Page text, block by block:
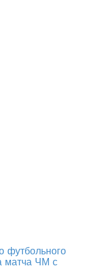
футбольного
матча ЧМ с